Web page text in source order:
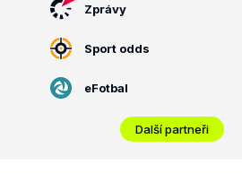
Zprávy
Sport odds
eFotbal
Další partneři